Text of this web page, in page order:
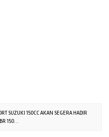
SUZUKI 150CC AKAN SEGERA HADIR
150…